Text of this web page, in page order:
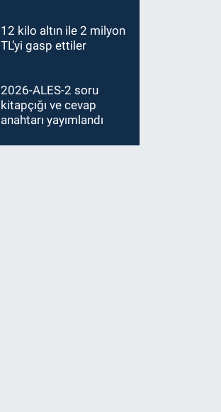
12 kilo altın ile 2 milyon
TL’yi gasp ettiler
2026-ALES-2 soru
kitapçığı ve cevap
anahtarı yayımlandı